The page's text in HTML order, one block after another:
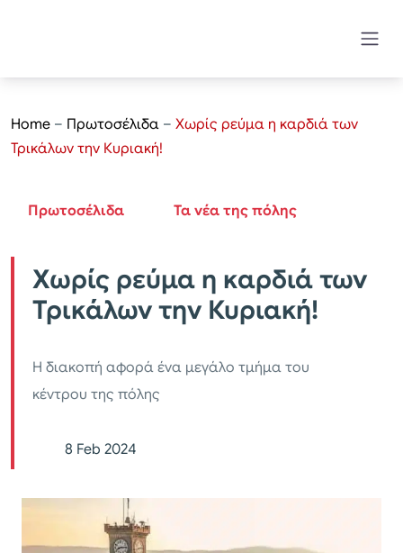
Home – Πρωτοσέλιδα – Χωρίς ρεύμα η καρδιά των
Τρικάλων την Κυριακή!
Πρωτοσέλιδα Τα νέα της πόλης
Χωρίς ρεύμα η καρδιά των
Τρικάλων την Κυριακή!
Η διακοπή αφορά ένα μεγάλο τμήμα του
κέντρου της πόλης
8 Feb 2024